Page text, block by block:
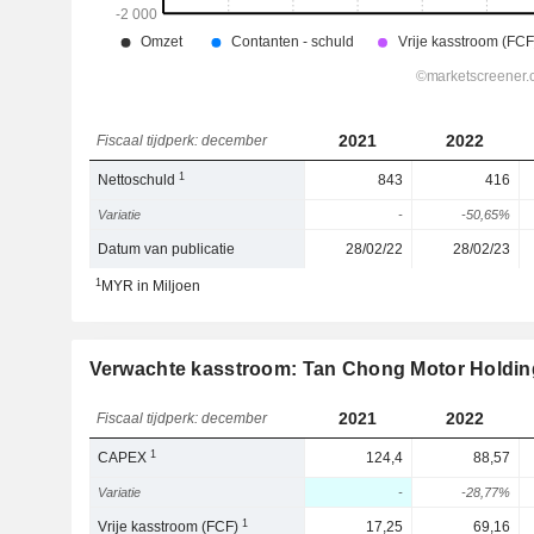
Fiscaal tijdperk: december 2021 2022
Nettoschuld1 843 416
Variatie - -50,65%
Datum van publicatie 28/02/22 28/02/23
1MYR in Miljoen
Verwachte kasstroom: Tan Chong Motor
Fiscaal tijdperk: december 2021 2022
CAPEX1 124,4 88,57
Variatie - -28,77%
Vrije kasstroom (FCF)1 17,25 69,16